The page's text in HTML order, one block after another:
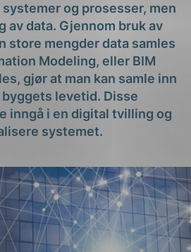
og prosesser, men
av data. Gjennom bruk av
store mengder data samles
Modeling, eller BIM
gjør at man kan samle inn
levetid. Disse
inngå i en digital tvilling og
systemet.